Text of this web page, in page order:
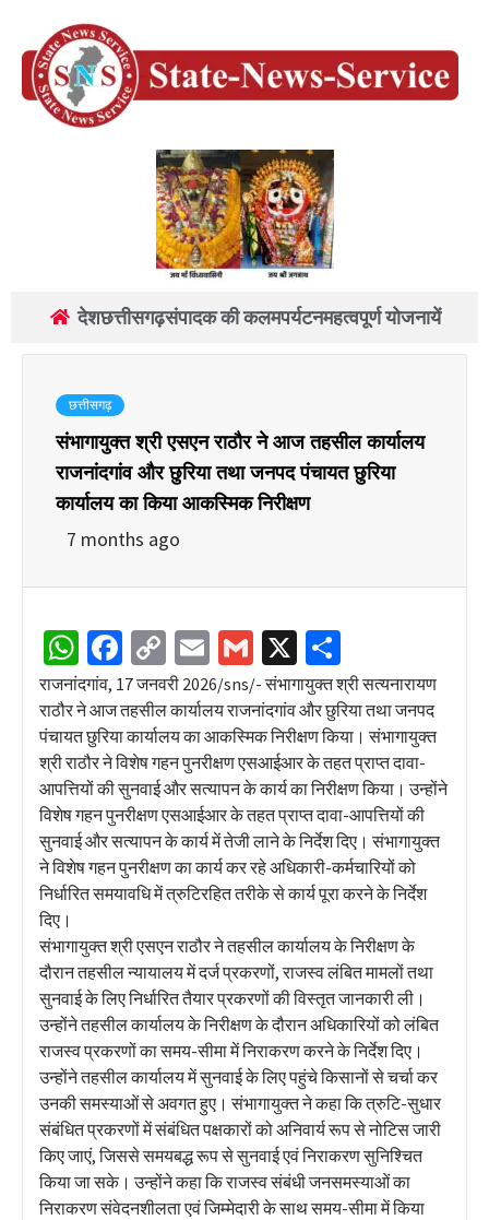
देशछत्तीसगढ़संपादक की कलमपर्यटनमहत्वपूर्ण योजनायें
छत्तीसगढ़
संभागायुक्त श्री एसएन राठौर ने आज तहसील कार्यालय
राजनांदगांव और छुरिया तथा जनपद पंचायत छुरिया
कार्यालय का किया आकस्मिक निरीक्षण
7 months ago
WhatsApp
Facebook
Copy
Link
EmailGmail
X
राजनांदगांव, 17 जनवरी 2026/sns/- संभागायुक्त श्री सत्यनारायण
राठौर ने आज तहसील कार्यालय राजनांदगांव और छुरिया तथा जनपद
पंचायत छुरिया कार्यालय का आकस्मिक निरीक्षण किया। संभागायुक्त
श्री राठौर ने विशेष गहन पुनरीक्षण एसआईआर के तहत प्राप्त दावा-
आपत्तियों की सुनवाई और सत्यापन के कार्य का निरीक्षण किया। उन्होंने
विशेष गहन पुनरीक्षण एसआईआर के तहत प्राप्त दावा-आपत्तियों की
सुनवाई और सत्यापन के कार्य में तेजी लाने के निर्देश दिए। संभागायुक्त
ने विशेष गहन पुनरीक्षण का कार्य कर रहे अधिकारी-कर्मचारियों को
निर्धारित समयावधि में त्रुटिरहित तरीके से कार्य पूरा करने के निर्देश
दिए।
संभागायुक्त श्री एसएन राठौर ने तहसील कार्यालय के निरीक्षण के
दौरान तहसील न्यायालय में दर्ज प्रकरणों, राजस्व लंबित मामलों तथा
सुनवाई के लिए निर्धारित तैयार प्रकरणों की विस्तृत जानकारी ली।
उन्होंने तहसील कार्यालय के निरीक्षण के दौरान अधिकारियों को लंबित
राजस्व प्रकरणों का समय-सीमा में निराकरण करने के निर्देश दिए।
उन्होंने तहसील कार्यालय में सुनवाई के लिए पहुंचे किसानों से चर्चा कर
उनकी समस्याओं से अवगत हुए। संभागायुक्त ने कहा कि त्रुटि-सुधार
संबंधित प्रकरणों में संबंधित पक्षकारों को अनिवार्य रूप से नोटिस जारी
किए जाएं, जिससे समयबद्ध रूप से सुनवाई एवं निराकरण सुनिश्चित
किया जा सके। उन्होंने कहा कि राजस्व संबंधी जनसमस्याओं का
निराकरण संवेदनशीलता एवं जिम्मेदारी के साथ समय-सीमा में किया